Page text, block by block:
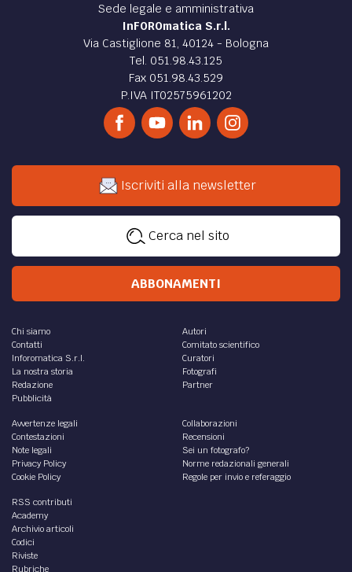
Sede legale e amministrativa
InFOROmatica S.r.l.
Via Castiglione 81, 40124 - Bologna
Tel. 051.98.43.125
Fax 051.98.43.529
P.IVA IT02575961202
Iscriviti alla newsletter
Cerca nel sito
ABBONAMENTI
Chi siamo
Contatti
Inforomatica S.r.l.
La nostra storia
Redazione
Pubblicità
Autori
Comitato scientifico
Curatori
Fotografi
Partner
Avvertenze legali
Contestazioni
Note legali
Privacy Policy
Cookie Policy
Collaborazioni
Recensioni
Sei un fotografo?
Norme redazionali generali
Regole per invio e referaggio
RSS contributi
Academy
Archivio articoli
Codici
Riviste
Rubriche